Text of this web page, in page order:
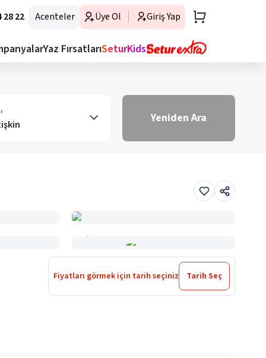
28 22 Acenteler Üye Ol Giriş Yap
Yaz FırsatlarıSeturKids
Yeniden Ara
Fiyatları görmek için tarih seçiniz Tarih Seç